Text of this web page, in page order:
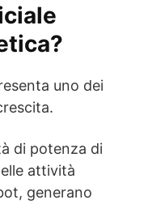
uno dei
di potenza di
attività
generano